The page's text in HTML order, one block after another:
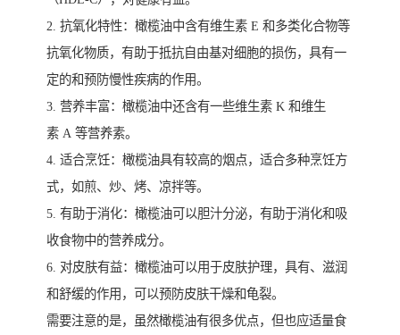
2. 抗氧化特性：橄榄油中含有维生素 E 和多类化合物等
抗氧化物质，有助于抵抗自由基对细胞的损伤，具有一
定的和预防慢性疾病的作用。
3. 营养丰富：橄榄油中还含有一些维生素 K 和维生
素 A 等营养素。
4. 适合烹饪：橄榄油具有较高的烟点，适合多种烹饪方
式，如煎、炒、烤、凉拌等。
5. 有助于消化：橄榄油可以胆汁分泌，有助于消化和吸
收食物中的营养成分。
6. 对皮肤有益：橄榄油可以用于皮肤护理，具有、滋润
和舒缓的作用，可以预防皮肤干燥和龟裂。
需要注意的是，虽然橄榄油有很多优点，但也应适量食